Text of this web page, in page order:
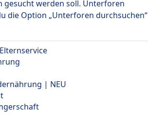
gesucht werden soll. Unterforen
die Option „Unterforen durchsuchen“